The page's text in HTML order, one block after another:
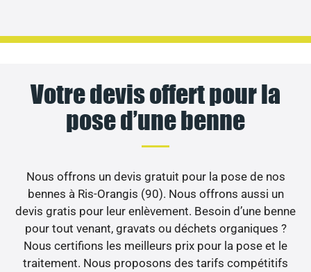
Votre devis offert pour la
pose d’une benne
Nous offrons un devis gratuit pour la pose de nos
bennes à Ris-Orangis (90). Nous offrons aussi un
devis gratis pour leur enlèvement. Besoin d’une benne
pour tout venant, gravats ou déchets organiques ?
Nous certifions les meilleurs prix pour la pose et le
traitement. Nous proposons des tarifs compétitifs